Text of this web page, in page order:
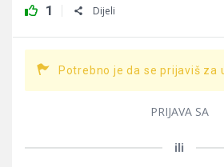
1 Dijeli
Potrebno je da se prijaviš za
PRIJAVA SA
ili